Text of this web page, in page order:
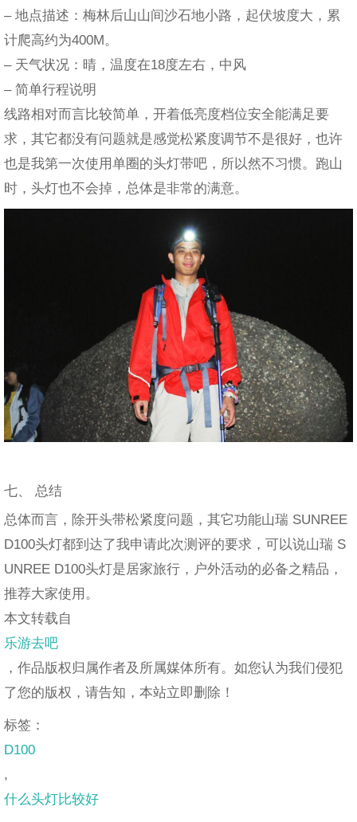
– 地点描述：梅林后山山间沙石地小路，起伏坡度大，累
计爬高约为400M。
– 天气状况：晴，温度在18度左右，中风
– 简单行程说明
线路相对而言比较简单，开着低亮度档位安全能满足要
求，其它都没有问题就是感觉松紧度调节不是很好，也许
也是我第一次使用单圈的头灯带吧，所以然不习惯。跑山
时，头灯也不会掉，总体是非常的满意。
七、 总结
总体而言，除开头带松紧度问题，其它功能山瑞 SUNREE
D100头灯都到达了我申请此次测评的要求，可以说山瑞 S
UNREE D100头灯是居家旅行，户外活动的必备之精品，
推荐大家使用。
本文转载自
乐游去吧
，作品版权归属作者及所属媒体所有。如您认为我们侵犯
了您的版权，请告知，本站立即删除！
标签：
D100
,
什么头灯比较好